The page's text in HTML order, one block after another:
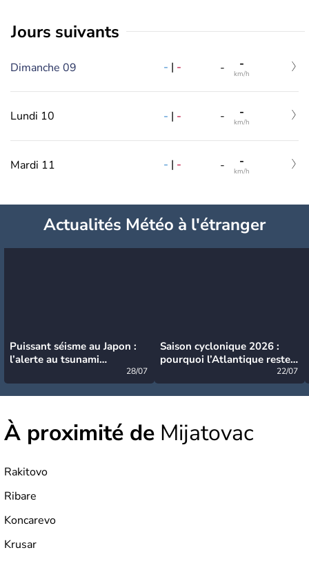
jours suivants
Dimanche 09 - | - - -
km/h
Lundi 10 - | - - -
km/h
Mardi 11 - | - - -
km/h
Actualités Météo à l'étranger
Puissant séisme au Japon :
l’alerte au tsunami
28/07
Saison cyclonique 2026 :
pourquoi l’Atlantique reste
22/07
À proximité de Mijatovac
Rakitovo
Ribare
Koncarevo
Krusar